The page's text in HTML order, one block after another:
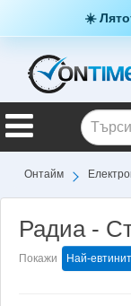
☀️
Онтайм
Радиа -
Покажи Най-